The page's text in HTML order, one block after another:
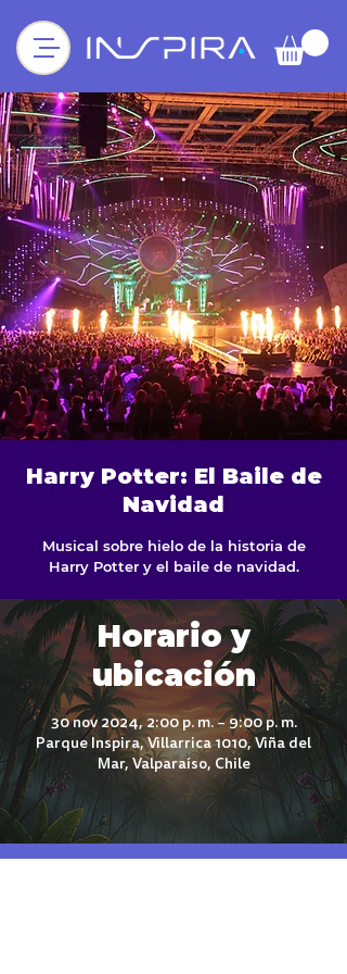
Harry Potter: El Baile de
Navidad
Musical sobre hielo de la historia de
Harry Potter y el baile de navidad.
Horario y
ubicación
30 nov 2024, 2:00 p. m. – 9:00 p. m.
Parque Inspira, Villarrica 1010, Viña del
Mar, Valparaíso, Chile